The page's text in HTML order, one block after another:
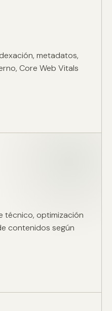
metadatos,
Core Web Vitals
técnico, optimización
contenidos según